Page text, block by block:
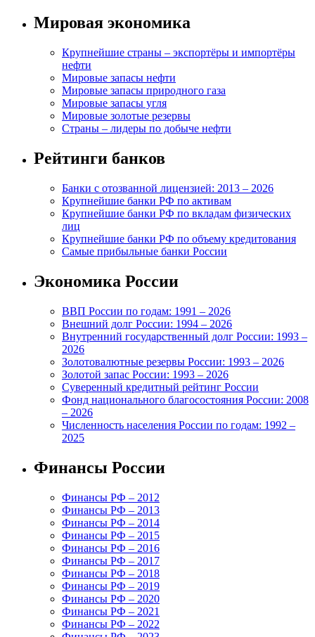
Мировая экономика
Крупнейшие страны – экспортёры и импортёры
нефти
Мировые запасы нефти
Мировые запасы природного газа
Мировые запасы угля
Мировые золотые резервы
Страны – лидеры по добыче нефти
Рейтинги банков
Банки с отозванной лицензией: 2013 – 2026
Крупнейшие банки РФ по активам
Крупнейшие банки РФ по вкладам физических
лиц
Крупнейшие банки РФ по объему кредитования
Самые прибыльные банки России
Экономика России
ВВП России по годам: 1991 – 2026
Внешний долг России: 1994 – 2026
Внутренний государственный долг России: 1993 –
2026
Золотовалютные резервы России: 1993 – 2026
Золотой запас России: 1993 – 2026
Суверенный кредитный рейтинг России
Фонд национального благосостояния России: 2008
– 2026
Численность населения России по годам: 1992 –
2025
Финансы России
Финансы РФ – 2012
Финансы РФ – 2013
Финансы РФ – 2014
Финансы РФ – 2015
Финансы РФ – 2016
Финансы РФ – 2017
Финансы РФ – 2018
Финансы РФ – 2019
Финансы РФ – 2020
Финансы РФ – 2021
Финансы РФ – 2022